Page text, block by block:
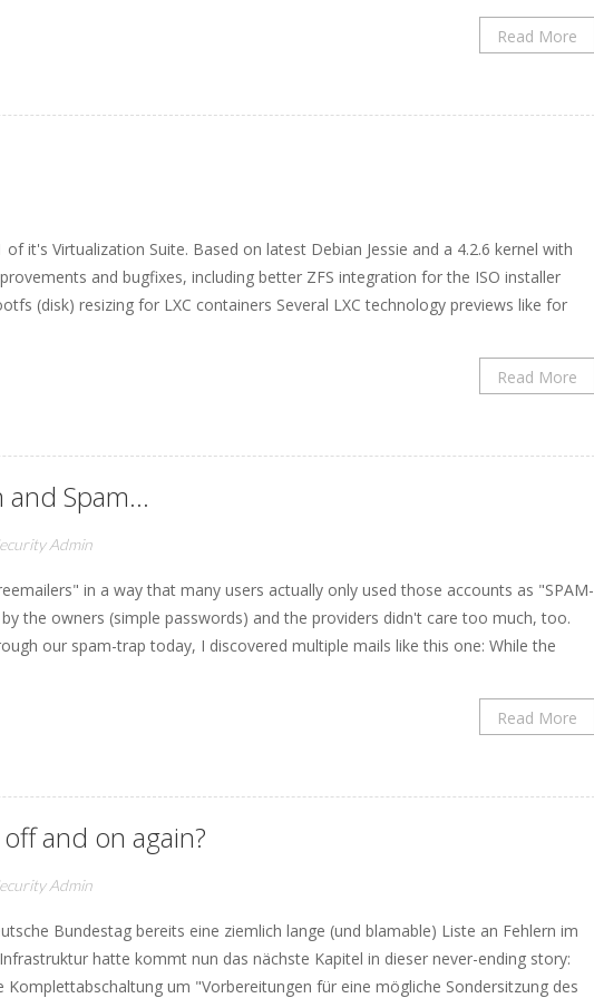
Read More
it's Virtualization Suite. Based on latest Debian Jessie and a 4.2.6 kernel with
and bugfixes, including better ZFS integration for the ISO installer
(disk) resizing for LXC containers Several LXC technology previews like for
Read More
and Spam…
Admin
in a way that many users actually only used those accounts as "SPAM-
the owners (simple passwords) and the providers didn't care too much, too.
our spam-trap today, I discovered multiple mails like this one: While the
Read More
and on again?
Admin
Bundestag bereits eine ziemlich lange (und blamable) Liste an Fehlern im
hatte kommt nun das nächste Kapitel in dieser never-ending story:
Komplettabschaltung um "Vorbereitungen für eine mögliche Sondersitzung des